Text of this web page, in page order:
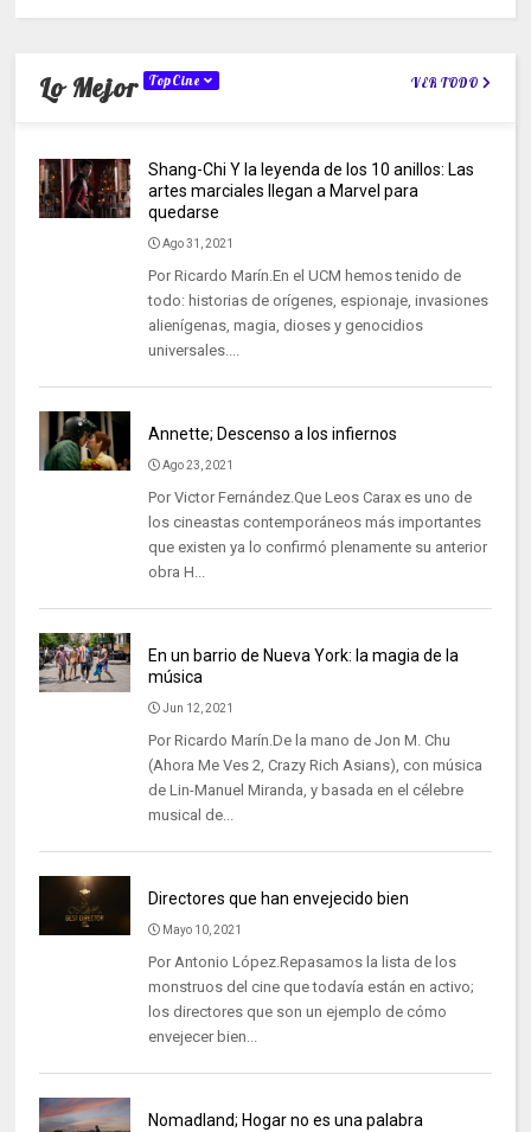
Lo Mejor TopCine VER TODO
Shang-Chi Y la leyenda de los 10 anillos: Las
artes marciales llegan a Marvel para
quedarse
Ago 31, 2021
Por Ricardo Marín.En el UCM hemos tenido de
todo: historias de orígenes, espionaje, invasiones
alienígenas, magia, dioses y genocidios
universales....
Annette; Descenso a los infiernos
Ago 23, 2021
Por Victor Fernández.Que Leos Carax es uno de
los cineastas contemporáneos más importantes
que existen ya lo confirmó plenamente su anterior
obra H...
En un barrio de Nueva York: la magia de la
música
Jun 12, 2021
Por Ricardo Marín.De la mano de Jon M. Chu
(Ahora Me Ves 2, Crazy Rich Asians), con música
de Lin-Manuel Miranda, y basada en el célebre
musical de...
Directores que han envejecido bien
Mayo 10, 2021
Por Antonio López.Repasamos la lista de los
monstruos del cine que todavía están en activo;
los directores que son un ejemplo de cómo
envejecer bien...
Nomadland; Hogar no es una palabra